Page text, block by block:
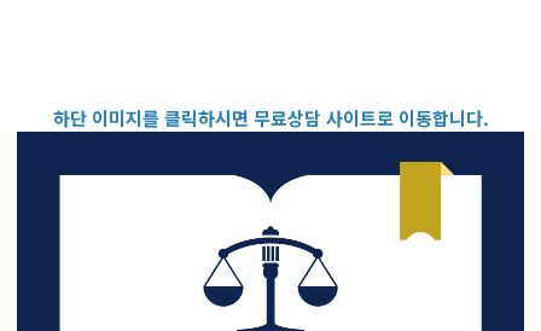
하단 이미지를 클릭하시면 무료상담 사이트로 이동합니다.